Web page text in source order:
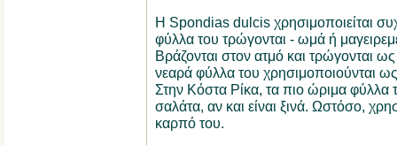
Η Spondias dulcis χρησιμοποιείται
φύλλα του τρώγονται - ωμά ή
Βράζονται στον ατμό και τρώγονται
νεαρά φύλλα του χρησιμοποιούνται
Στην Κόστα Ρίκα, τα πιο ώριμα φύλλα
σαλάτα, αν και είναι ξινά. Ωστόσο,
καρπό του.